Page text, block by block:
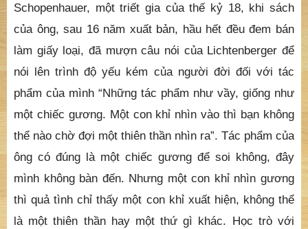
Schopenhauer, một triết gia của thế kỷ 18, khi sách
của ông, sau 16 năm xuất bản, hầu hết đều đem bán
làm giấy loại, đã mượn câu nói của Lichtenberger để
nói lên trình độ yếu kém của người đời đối với tác
phẩm của mình “Những tác phẩm như vầy, giống như
một chiếc gương. Một con khỉ nhìn vào thì bạn không
thể nào chờ đợi một thiên thần nhìn ra”. Tác phẩm của
ông có đúng là một chiếc gương để soi không, đây
mình không bàn đến. Nhưng một con khỉ nhìn gương
thì quả tình chỉ thấy một con khỉ xuất hiện, không thể
là một thiên thần hay một thứ gì khác. Học trò với